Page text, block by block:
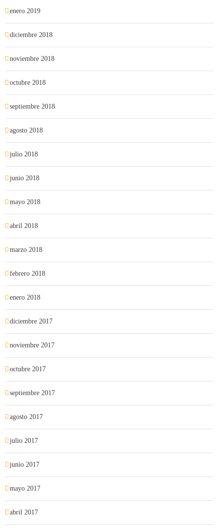
enero 2019
diciembre 2018
noviembre 2018
octubre 2018
septiembre 2018
agosto 2018
julio 2018
junio 2018
mayo 2018
abril 2018
marzo 2018
febrero 2018
enero 2018
diciembre 2017
noviembre 2017
octubre 2017
septiembre 2017
agosto 2017
julio 2017
junio 2017
mayo 2017
abril 2017